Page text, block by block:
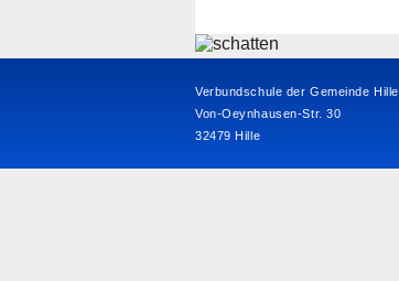
Verbundschule der Gemeinde Hille
Von-Oeynhausen-Str. 30
32479 Hille